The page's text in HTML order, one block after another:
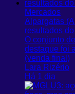
Mercados
Alpargatas
resultados
O conjunto
destaque foi
(venda final)
Lara Rizério
Há 1 dia